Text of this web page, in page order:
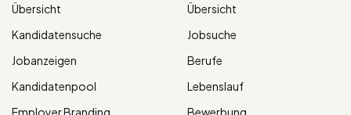
Übersicht
Kandidatensuche
Jobanzeigen
Kandidatenpool
Employer Branding
Übersicht
Jobsuche
Berufe
Lebenslauf
Bewerbung